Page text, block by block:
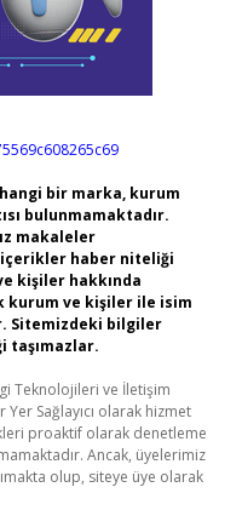
bir marka, kurum
bulunmamaktadır.
makaleler
içerikler haber niteliği
kişiler hakkında
kurum ve kişiler ile isim
Sitemizdeki bilgiler
taşımazlar.
Teknolojileri ve İletişim
Sağlayıcı olarak hizmet
proaktif olarak denetleme
Ancak, üyelerimiz
olup, siteye üye olarak